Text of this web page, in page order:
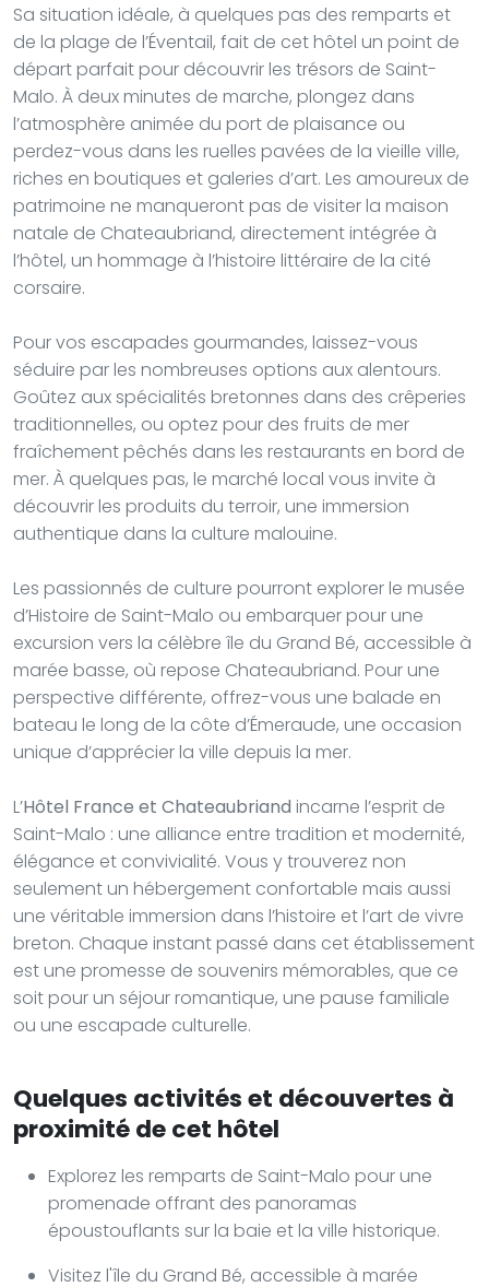
Sa situation idéale, à quelques pas des remparts et
de la plage de l’Éventail, fait de cet hôtel un point de
départ parfait pour découvrir les trésors de Saint-
Malo. À deux minutes de marche, plongez dans
l’atmosphère animée du port de plaisance ou
perdez-vous dans les ruelles pavées de la vieille ville,
riches en boutiques et galeries d’art. Les amoureux de
patrimoine ne manqueront pas de visiter la maison
natale de Chateaubriand, directement intégrée à
l’hôtel, un hommage à l’histoire littéraire de la cité
corsaire.
Pour vos escapades gourmandes, laissez-vous
séduire par les nombreuses options aux alentours.
Goûtez aux spécialités bretonnes dans des crêperies
traditionnelles, ou optez pour des fruits de mer
fraîchement pêchés dans les restaurants en bord de
mer. À quelques pas, le marché local vous invite à
découvrir les produits du terroir, une immersion
authentique dans la culture malouine.
Les passionnés de culture pourront explorer le musée
d’Histoire de Saint-Malo ou embarquer pour une
excursion vers la célèbre île du Grand Bé, accessible à
marée basse, où repose Chateaubriand. Pour une
perspective différente, offrez-vous une balade en
bateau le long de la côte d’Émeraude, une occasion
unique d’apprécier la ville depuis la mer.
L’Hôtel France et Chateaubriand incarne l’esprit de
Saint-Malo : une alliance entre tradition et modernité,
élégance et convivialité. Vous y trouverez non
seulement un hébergement confortable mais aussi
une véritable immersion dans l’histoire et l’art de vivre
breton. Chaque instant passé dans cet établissement
est une promesse de souvenirs mémorables, que ce
soit pour un séjour romantique, une pause familiale
ou une escapade culturelle.
Quelques activités et découvertes à
proximité de cet hôtel
Explorez les remparts de Saint-Malo pour une
promenade offrant des panoramas
époustouflants sur la baie et la ville historique.
Visitez l'île du Grand Bé, accessible à marée